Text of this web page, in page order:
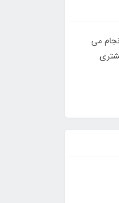
می
مشتری